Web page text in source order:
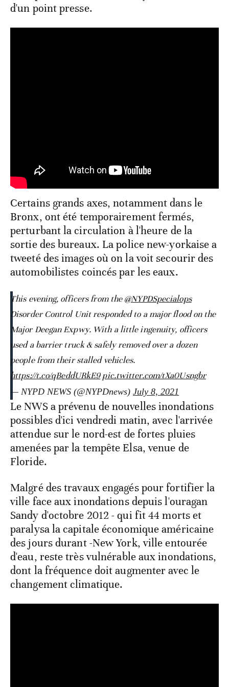
d'un point presse.
Certains grands axes, notamment dans le
Bronx, ont été temporairement fermés,
perturbant la circulation à l'heure de la
sortie des bureaux. La police new-yorkaise a
tweeté des images où on la voit secourir des
automobilistes coincés par les eaux.
This evening, officers from the@NYPDSpecialops
Disorder Control Unit responded to a major flood on the
Major Deegan Expwy. With a little ingenuity, officers
used a barrier truck & safely removed over a dozen
people from their stalled vehicles.
https://t.co/qBeddURkE9 pic.twitter.com/tXa0Usngbr
— NYPD NEWS (@NYPDnews) July 8, 2021
Le NWS a prévenu de nouvelles inondations
possibles d'ici vendredi matin, avec l'arrivée
attendue sur le nord-est de fortes pluies
amenées par la tempête Elsa, venue de
Floride.
Malgré des travaux engagés pour fortifier la
ville face aux inondations depuis l'ouragan
Sandy d'octobre 2012 - qui fit 44 morts et
paralysa la capitale économique américaine
des jours durant -New York, ville entourée
d'eau, reste très vulnérable aux inondations,
dont la fréquence doit augmenter avec le
changement climatique.